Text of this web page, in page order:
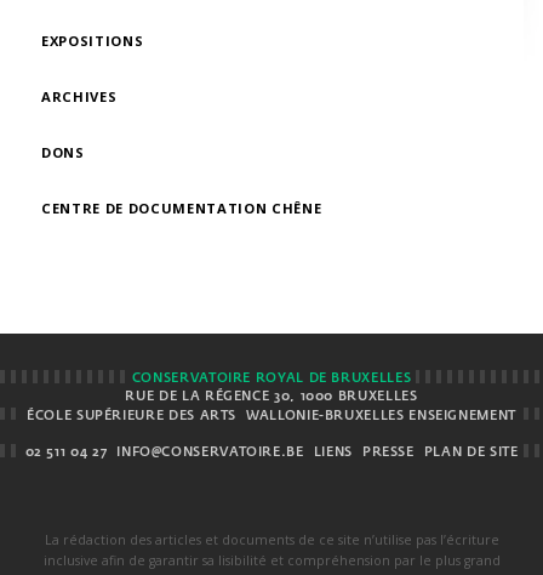
EXPOSITIONS
ARCHIVES
DONS
CENTRE DE DOCUMENTATION CHÊNE
CONSERVATOIRE ROYAL DE BRUXELLES
RUE DE LA RÉGENCE 30, 1000 BRUXELLES
ÉCOLE SUPÉRIEURE DES ARTS
WALLONIE-BRUXELLES ENSEIGNEMENT
02 511 04 27 INFO@CONSERVATOIRE.BE LIENS PRESSE PLAN DE SITE
La rédaction des articles et documents de ce site n’utilise pas l’écriture
inclusive afin de garantir sa lisibilité et compréhension par le plus grand